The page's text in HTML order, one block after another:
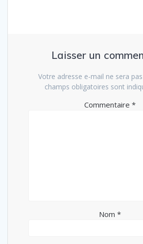
Laisser un
Votre adresse e-mail ne sera
champs obligatoires sont
Commentaire *
Nom *